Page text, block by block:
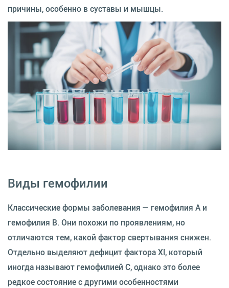
причины, особенно в суставы и мышцы.
Виды гемофилии
Классические формы заболевания — гемофилия A и
гемофилия B. Они похожи по проявлениям, но
отличаются тем, какой фактор свертывания снижен.
Отдельно выделяют дефицит фактора XI, который
иногда называют гемофилией C, однако это более
редкое состояние с другими особенностями